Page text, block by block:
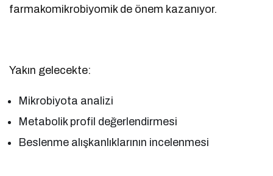
farmakomikrobiyomik de önem kazanıyor.
Yakın gelecekte:
Mikrobiyota analizi
Metabolik profil değerlendirmesi
Beslenme alışkanlıklarının incelenmesi